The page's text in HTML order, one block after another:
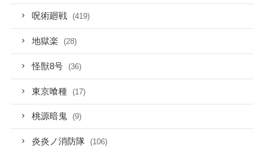
呪術廻戦 (419)
地獄楽 (28)
怪獣8号 (36)
東京喰種 (17)
桃源暗鬼 (9)
炎炎ノ消防隊 (106)